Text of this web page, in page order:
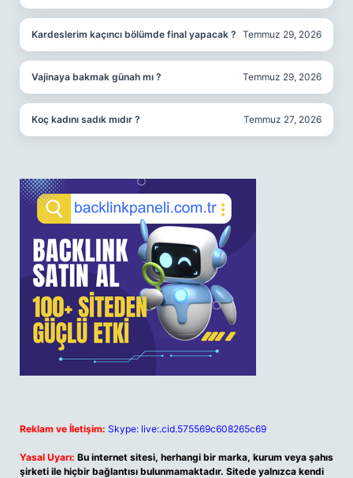
Kardeslerim kaçıncı bölümde final yapacak ? Temmuz 29, 2026
Vajinaya bakmak günah mı ? Temmuz 29, 2026
Koç kadını sadık mıdır ? Temmuz 27, 2026
Reklam ve İletişim: Skype: live:.cid.575569c608265c69
Yasal Uyarı: Bu internet sitesi, herhangi bir marka, kurum veya şahıs
şirketi ile hiçbir bağlantısı bulunmamaktadır. Sitede yalnızca kendi